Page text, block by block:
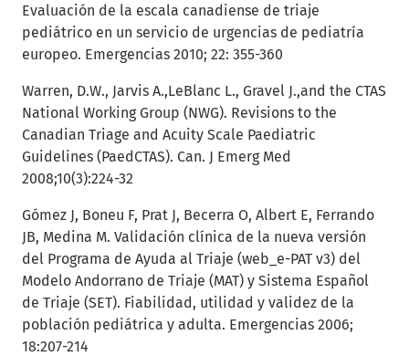
Evaluación de la escala canadiense de triaje
pediátrico en un servicio de urgencias de pediatría
europeo. Emergencias 2010; 22: 355-360
Warren, D.W., Jarvis A.,LeBlanc L., Gravel J.,and the CTAS
National Working Group (NWG). Revisions to the
Canadian Triage and Acuity Scale Paediatric
Guidelines (PaedCTAS). Can. J Emerg Med
2008;10(3):224-32
Gómez J, Boneu F, Prat J, Becerra O, Albert E, Ferrando
JB, Medina M. Validación clínica de la nueva versión
del Programa de Ayuda al Triaje (web_e-PAT v3) del
Modelo Andorrano de Triaje (MAT) y Sistema Español
de Triaje (SET). Fiabilidad, utilidad y validez de la
población pediátrica y adulta. Emergencias 2006;
18:207-214